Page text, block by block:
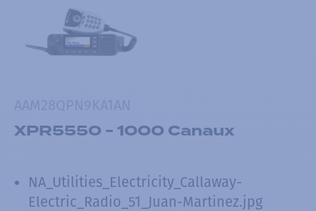
XPR5550 - 1000 Canaux
NA_Utilities_Electricity_Callaway-
Electric_Radio_51_Juan-Martinez.jpg